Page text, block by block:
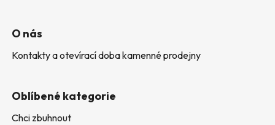
O nás
Kontakty a otevírací doba kamenné prodejny
Oblíbené kategorie
Chci zbuhnout